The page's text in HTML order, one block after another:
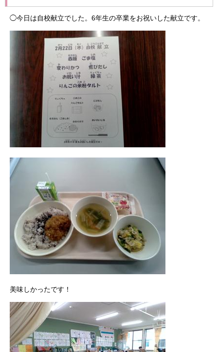
◯今日は自校献立でした。6年生の卒業をお祝いした献立です。
美味しかったです！